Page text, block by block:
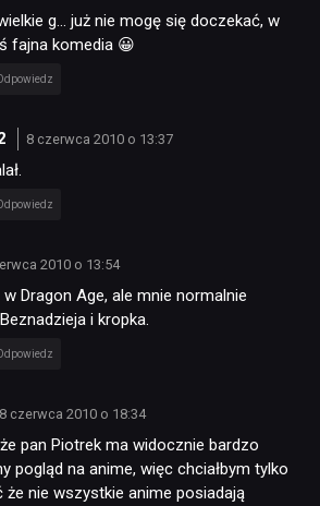
g… już nie mogę się doczekać, w
fajna komedia 😀
8 czerwca 2010 o 13:37
2010 o 13:54
w Dragon Age, ale mnie normalnie
i kropka.
8 czerwca 2010 o 18:34
pan Piotrek ma widocznie bardzo
pogląd na anime, więc chciałbym tylko
że nie wszystkie anime posiadają